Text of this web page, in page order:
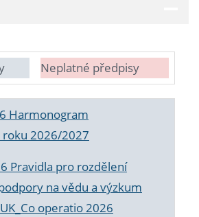
Neplatné předpisy
Harmonogram
2026/2027
Pravidla pro rozdělení
na vědu a výzkum
operatio 2026